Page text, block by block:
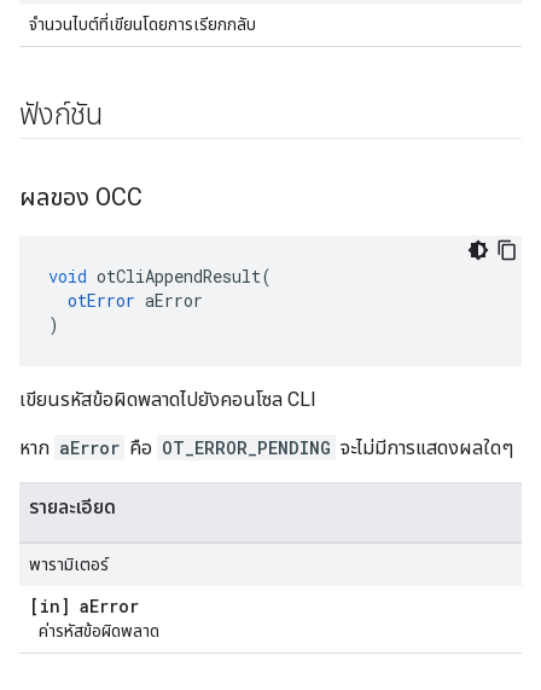
จํานวนไบต์ที่เขียนโดยการเรียกกลับ
ฟังก์ชัน
ผลของ OCC
void otCliAppendResult(
otError aError
)
เขียนรหัสข้อผิดพลาดไปยังคอนโซล CLI
หาก aError คือ OT_ERROR_PENDING จะไม่มีการแสดงผลใดๆ
รายละเอียด
พารามิเตอร์
[in] aError
ค่ารหัสข้อผิดพลาด